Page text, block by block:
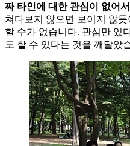
짜 타인에 대한 관심이 없어
쳐다보지 않으면 보이지 않
할 수가 없습니다. 관심만 있
도 할 수 있다는 것을 깨달았